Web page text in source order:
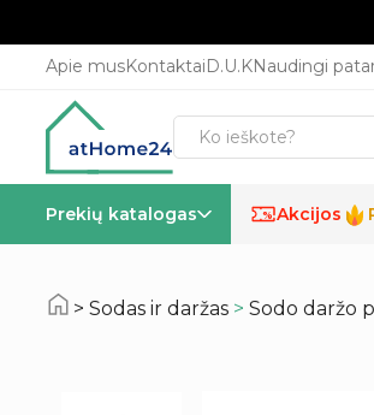
Apie musKontaktaiD.U.KNaudingi
Prekių katalogas % Akcijos
Sodas ir daržas >Sodo daržo